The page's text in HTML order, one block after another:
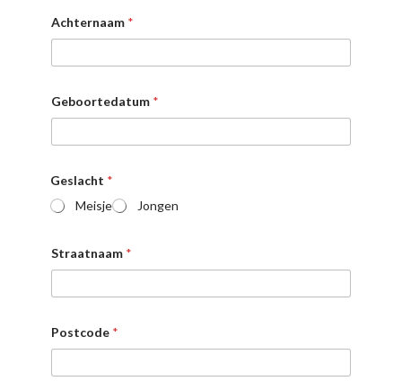
Achternaam *
Geboortedatum *
Geslacht *
Meisje
Jongen
Straatnaam *
Postcode *